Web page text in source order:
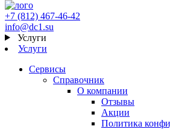
+7 (812) 467-46-42
info@dc1.su
Услуги
Услуги
Сервисы
Справочник
О компании
Отзывы
Акции
Политика